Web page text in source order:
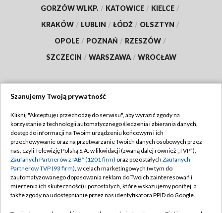
GORZÓW WLKP. / KATOWICE / KIELCE /
KRAKÓW / LUBLIN / ŁÓDŹ / OLSZTYN /
OPOLE / POZNAŃ / RZESZÓW /
SZCZECIN / WARSZAWA / WROCŁAW
TVP
Abonament TVP
Emisja w TVP
Centrum informacji TVP
Naziemna Telewizja Cyfrowa
Regulamin TVP
Polityka prywatności
Moje zgody
Pomoc
Szanujemy Twoją prywatność
Kliknij "Akceptuję i przechodzę do serwisu", aby wyrazić zgody na
korzystanie z technologii automatycznego śledzenia i zbierania danych,
dostęp do informacji na Twoim urządzeniu końcowym i ich
przechowywanie oraz na przetwarzanie Twoich danych osobowych przez
nas, czyli Telewizję Polską S.A. w likwidacji (zwaną dalej również „TVP”),
Zaufanych Partnerów z IAB* (1201 firm) oraz pozostałych Zaufanych
Partnerów TVP (93 firm), w celach marketingowych (w tym do
zautomatyzowanego dopasowania reklam do Twoich zainteresowań i
mierzenia ich skuteczności) i pozostałych, które wskazujemy poniżej, a
także zgody na udostępnianie przez nas identyfikatora PPID do Google.